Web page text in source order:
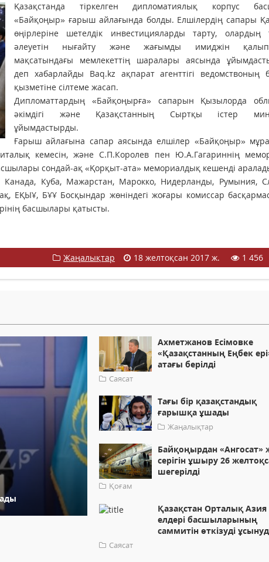
Қазақстанда тіркелген дипломатиялық корпус
«Байқоңыр» ғарыш айлағында болды. Елшілердің сапары
өңірлеріне шетелдік инвестицияларды тарту, олардың
әлеуетін нығайту және жағымды имиджін
мақсатындағы мемлекеттің шаралары аясында
деп хабарлайды Вaq.kz ақпарат агенттігі ведомствоның
қызметіне сілтеме жасап.
Дипломаттардың «Байқоңырға» сапарын Қызылорда
әкімдігі және Қазақстанның Сыртқы істер
ұйымдастырды.
Ғарыш айлағына сапар аясында елшілер «Байқоңыр»
кемесін, және С.П.Королев пен Ю.А.Гагариннің
сондай-ақ «Қорқыт-ата» мемориалдық кешенді
Куба, Мажарстан, Марокко, Нидерланды, Румыния,
ЕҚЫҰ, БҰҰ Босқындар жөніндегі жоғары комиссар
басшылары қатысты.
Жаңалықтар
18 желтоқсан 2017 ж. 1 456
Ахметжанов Есімовке
«Қазақстанның Еңбек
атағы берілді
Саясат
Тағы бір қазақстандық
ғарышқа ұшады
Жаңалықтар
Байқоңырдан «Ангосат»
серігін ұшыру 26
шегерілді
Қоғам
Қазақстан Орталық Азия
елдері басшыларының
саммитін өткізуді
Саясат